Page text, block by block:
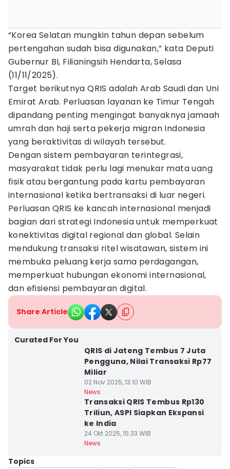
“Korea Selatan mungkin tahun depan sebelum
pertengahan sudah bisa digunakan,” kata Deputi
Gubernur BI, Filianingsih Hendarta, Selasa
(11/11/2025).
Target berikutnya QRIS adalah Arab Saudi dan Uni
Emirat Arab. Perluasan layanan ke Timur Tengah
dipandang penting mengingat banyaknya jamaah
umrah dan haji serta pekerja migran Indonesia
yang beraktivitas di wilayah tersebut.
Dengan sistem pembayaran terintegrasi,
masyarakat tidak perlu lagi menukar mata uang
fisik atau bergantung pada kartu pembayaran
internasional ketika bertransaksi di luar negeri.
Perluasan QRIS ke kancah internasional menjadi
bagian dari strategi Indonesia untuk memperkuat
konektivitas digital regional dan global. Selain
mendukung transaksi ritel wisatawan, sistem ini
membuka peluang kerja sama perdagangan,
memperkuat hubungan ekonomi internasional,
dan efisiensi pembayaran digital.
Share Article
Curated For You
QRIS di Jateng Tembus 7 Juta
Pengguna, Nilai Transaksi Rp77
Miliar
02 Nov 2025, 13:10 WIB
News
Transaksi QRIS Tembus Rp130
Triliun, ASPI Siapkan Ekspansi
ke India
24 Okt 2025, 15:33 WIB
News
Topics